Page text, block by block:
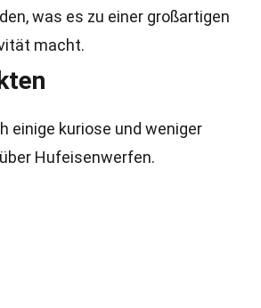
was es zu einer großartigen
macht.
einige kuriose und weniger
Hufeisenwerfen.